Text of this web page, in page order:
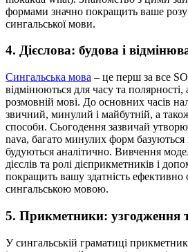
формами значно покращить ваше
сингальської мови.
4. Дієслова: будова і
Сингальська мова – це перш за все
відмінюються для часу та
розмовній мові. До основних часів
звичний, минулий і майбутній, а
способи. Сьогодення зазвичай
nava, багато минулих форм базуються
будуються аналітично. Вивчення
дієслів та ролі дієприкметників і
покращить вашу здатність ефективно
сингальською мовою.
5. Прикметники: узгодження
У сингальській граматиці